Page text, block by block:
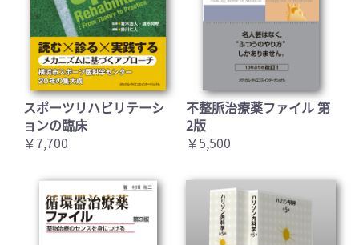
スポーツリハビリテーシ
ョンの臨床
￥7,700
不整脈治療薬ファイル 第
2版
￥5,500